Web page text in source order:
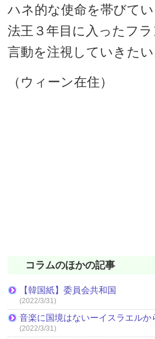
ハネ的な使命を帯びてい
法王３年目に入ったフ
言動を注視していきたい
（ウィーン在住）
コラムのほかの記事
【韓国紙】委員会共和国
(2022/3/31)
音楽に国境はないーイスラエルか
(2022/3/31)